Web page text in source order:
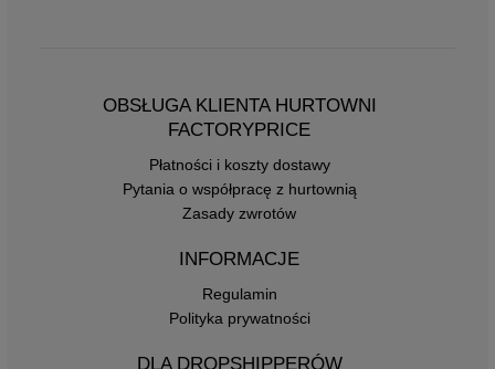
OBSŁUGA KLIENTA HURTOWNI
FACTORYPRICE
Płatności i koszty dostawy
Pytania o współpracę z hurtownią
Zasady zwrotów
INFORMACJE
Regulamin
Polityka prywatności
DLA DROPSHIPPERÓW